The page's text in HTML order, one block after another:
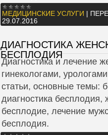
МЕДИЦИНСКИЕ УСЛУГИ
29.07.2016
ДИАГНОСТИКА
БЕСПЛОДИЯ
Диагностика и лечение
гинекологами,
статьи, основные темы:
диагностика
бесплодие, лечение
бесплодия.